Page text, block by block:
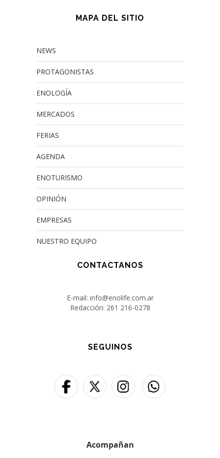
MAPA DEL SITIO
NEWS
PROTAGONISTAS
ENOLOGÍA
MERCADOS
FERIAS
AGENDA
ENOTURISMO
OPINIÓN
EMPRESAS
NUESTRO EQUIPO
CONTACTANOS
E-mail: info@enolife.com.ar
Redacción: 261 216-0278
SEGUINOS
Acompañan